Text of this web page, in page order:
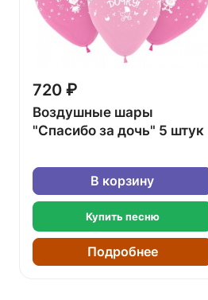
720 ₽
Воздушные шары
"Спасибо за дочь" 5 штук
В корзину
Купить песню
Подробнее